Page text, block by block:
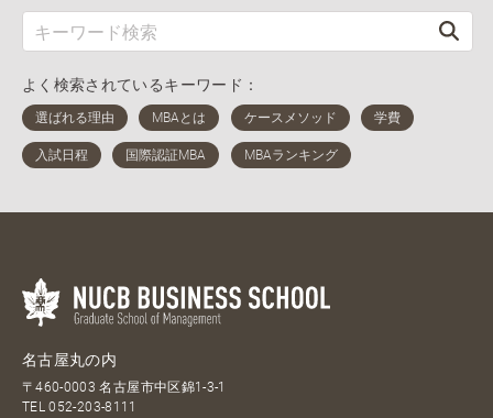
よく検索されているキーワード：
名古屋丸の内
〒460-0003 名古屋市中区錦1-3-1
TEL052-203-8111